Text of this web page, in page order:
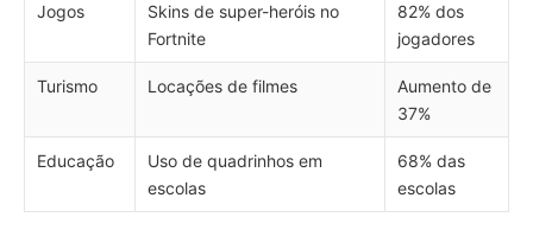
Jogos
Skins de super-heróis no
Fortnite
82% dos
jogadores
Turismo Locações de filmes
Aumento de
37%
Educação
Uso de quadrinhos em
escolas
68% das
escolas